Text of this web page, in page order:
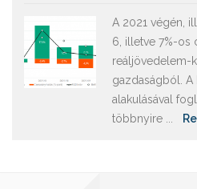
A 2021 végén,
6, illetve 7%-os
reáljövedelem-
gazdaságból.
alakulásával
többnyire ...